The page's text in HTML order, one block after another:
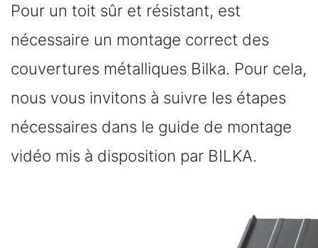
Pour un toit sûr et résistant, est
nécessaire un montage correct des
couvertures métalliques Bilka. Pour cela,
nous vous invitons à suivre les étapes
nécessaires dans le guide de montage
vidéo mis à disposition par BILKA.